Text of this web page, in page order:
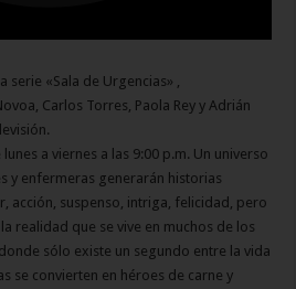
«Sala de Urgencias» ,
Carlos Torres, Paola Rey y Adrián
a viernes a las 9:00 p.m. Un universo
y enfermeras generarán historias
acción, suspenso, intriga, felicidad, pero
realidad que se vive en muchos de los
sólo existe un segundo entre la vida
se convierten en héroes de carne y